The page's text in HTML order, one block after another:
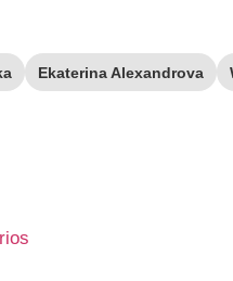
Ekaterina Alexandrova